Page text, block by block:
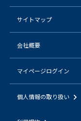
サイトマップ
会社概要
マイページログイン
個人情報の取り扱い